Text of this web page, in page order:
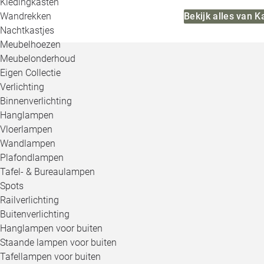
Wandrekken
Nachtkastjes
Meubelhoezen
Meubelonderhoud
Eigen Collectie
Verlichting
Binnenverlichting
Hanglampen
Vloerlampen
Wandlampen
Plafondlampen
Tafel- & Bureaulampen
Spots
Railverlichting
Buitenverlichting
Hanglampen voor buiten
Staande lampen voor buiten
Tafellampen voor buiten
Bekijk alles van